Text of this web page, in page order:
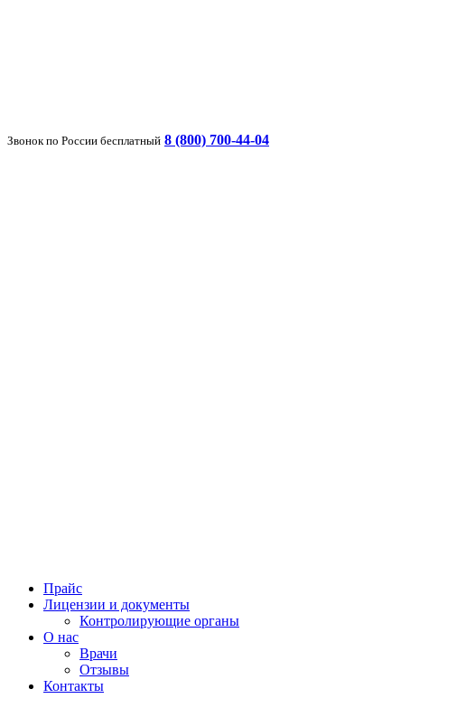
Звонок по России бесплатный 8 (800) 700-44-04
Прайс
Лицензии и документы
Контролирующие органы
О нас
Врачи
Отзывы
Контакты